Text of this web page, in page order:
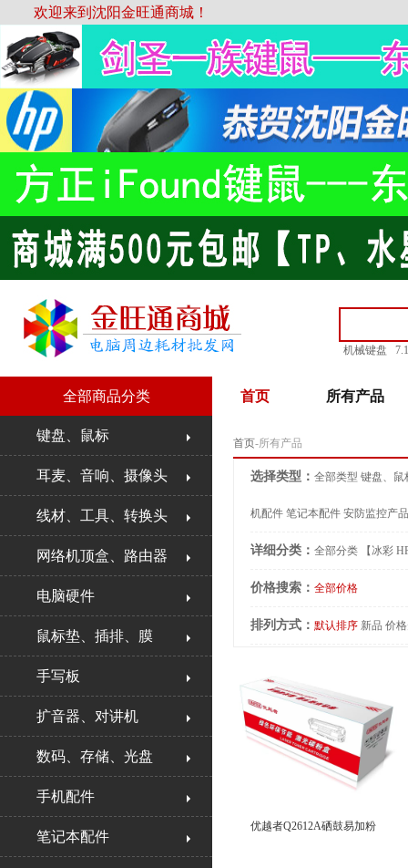
欢迎来到沈阳金旺通商城！
机械键盘
首页 所有产品
全部商品分类
键盘、鼠标
耳麦、音响、摄像头
线材、工具、转换头
网络机顶盒、路由器
电脑硬件
鼠标垫、插排、膜
手写板
扩音器、对讲机
数码、存储、光盘
手机配件
笔记本配件
首页-所有产品
选择类型： 全部类型 键盘、鼠
机配件 笔记本配件 安防监控产品
详细分类： 全部分类 【冰彩
价格搜索： 全部价格
排列方式： 默认排序 新品 价
优越者Q2612A硒鼓易加粉